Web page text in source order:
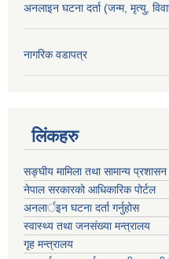
अनलाइन घटना दर्ता (जन्म, मृत्यु,
नागरिक वडापत्र
लिंकहरु
सङ्‍घीय मामिला तथा सामान्य
नेपाल सरकारको आधिकारिक पोर्टल
अनलार्इन घटना दर्ता गर्नुहोस
स्वास्थ्य तथा जनसंख्या मन्त्रालय
गृह मन्त्रालय